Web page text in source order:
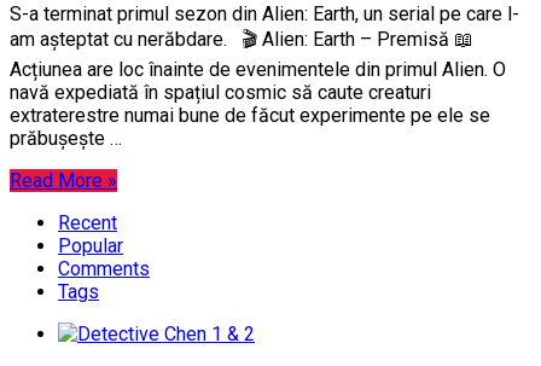
S-a terminat primul sezon din Alien: Earth, un serial pe care l-
am așteptat cu nerăbdare. 🎬 Alien: Earth – Premisă 📖
Acțiunea are loc înainte de evenimentele din primul Alien. O
navă expediată în spațiul cosmic să caute creaturi
extraterestre numai bune de făcut experimente pe ele se
prăbușește …
Read More »
Recent
Popular
Comments
Tags